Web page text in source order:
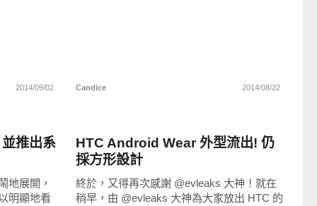
2014/09/02 Candice 2014/08/22
推出系
地展開，
明顯地看
HTC Android Wear 外型流出! 仍
採方形設計
終於，又得再次感謝 @evleaks 大神！就在
稍早，由 @evleaks 大神為大家放出 HTC 的